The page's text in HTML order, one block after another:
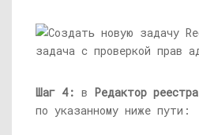
Шаг 4: в Редактор реестра
по указанному ниже пути: